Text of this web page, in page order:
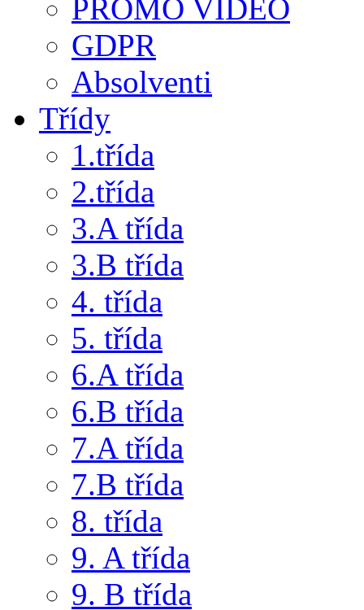
PROMO VIDEO
GDPR
Absolventi
Třídy
1.třída
2.třída
3.A třída
3.B třída
4. třída
5. třída
6.A třída
6.B třída
7.A třída
7.B třída
8. třída
9. A třída
9. B třída